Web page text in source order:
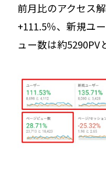
前月比のアクセス
+111.5％、新規ユ
ュー数は約5290PV